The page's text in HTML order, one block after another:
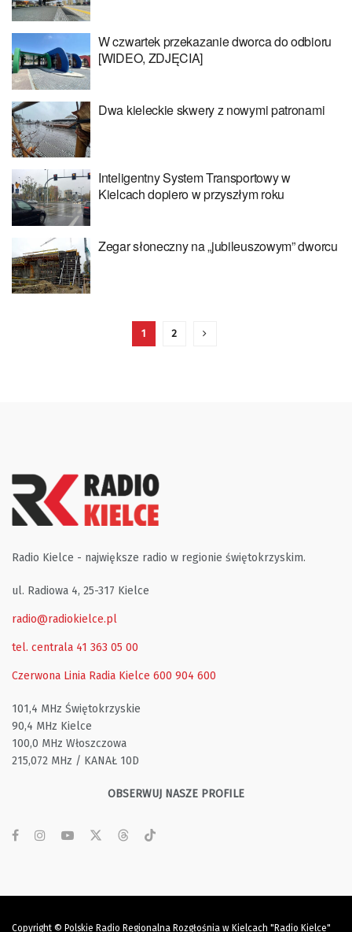
W czwartek przekazanie dworca do odbioru
[WIDEO, ZDJĘCIA]
Dwa kieleckie skwery z nowymi patronami
Inteligentny System Transportowy w
Kielcach dopiero w przyszłym roku
Zegar słoneczny na „jubileuszowym” dworcu
1 2
Radio Kielce - największe radio w regionie świętokrzyskim.
ul. Radiowa 4, 25-317 Kielce
radio@radiokielce.pl
tel. centrala 41 363 05 00
Czerwona Linia Radia Kielce 600 904 600
101,4 MHz Świętokrzyskie
90,4 MHz Kielce
100,0 MHz Włoszczowa
215,072 MHz / KANAŁ 10D
OBSERWUJ NASZE PROFILE
Copyright © Polskie Radio Regionalna Rozgłośnia w Kielcach "Radio Kielce"